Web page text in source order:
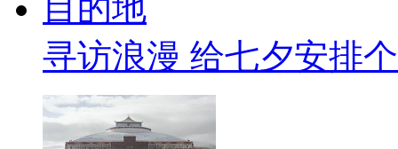
寻访浪漫 给七夕安排